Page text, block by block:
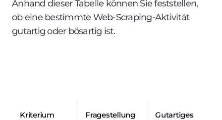
Anhand dieser Tabelle können Sie feststellen,
ob eine bestimmte Web-Scraping-Aktivität
gutartig oder bösartig ist.
Kriterium Fragestellung
Gutartiges